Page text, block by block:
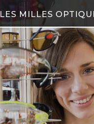
LES MILLES